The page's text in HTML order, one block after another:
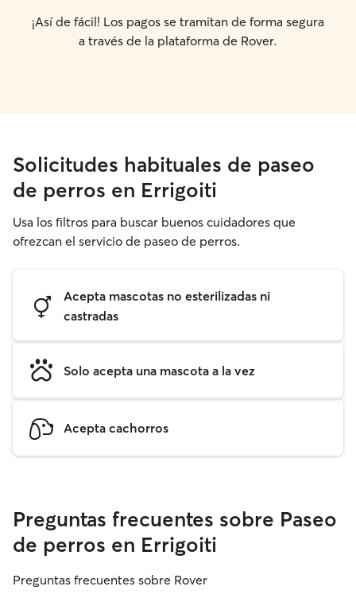
¡Así de fácil! Los pagos se tramitan de forma segura
a través de la plataforma de Rover.
Solicitudes habituales de paseo
de perros en Errigoiti
Usa los filtros para buscar buenos cuidadores que
ofrezcan el servicio de paseo de perros.
Acepta mascotas no esterilizadas ni
castradas
Solo acepta una mascota a la vez
Acepta cachorros
Preguntas frecuentes sobre Paseo
de perros en Errigoiti
Preguntas frecuentes sobre Rover